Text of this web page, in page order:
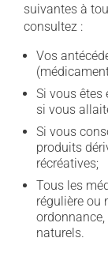
suivantes à
consultez :
Vos
Si vous êtes
si vous
Si vous
produits
récréatives;
Tous les
régulière ou
naturels.